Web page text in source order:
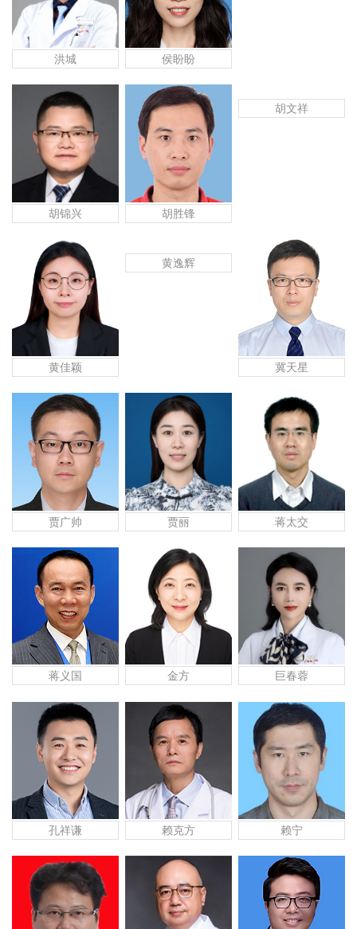
洪城 侯盼盼
胡锦兴 胡胜锋
胡文祥
黄佳颖
黄逸辉
冀天星
贾广帅 贾丽 蒋太交
蒋义国 金方 巨春蓉
孔祥谦 赖克方 赖宁